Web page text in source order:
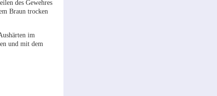
des Gewehres
Braun trocken
im
und mit dem